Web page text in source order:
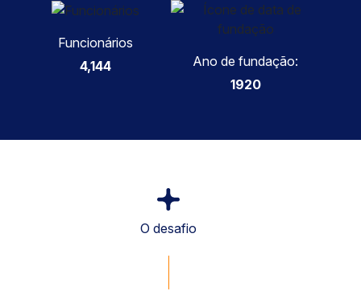
Funcionários
4,144
Ano de fundação:
1920
O desafio